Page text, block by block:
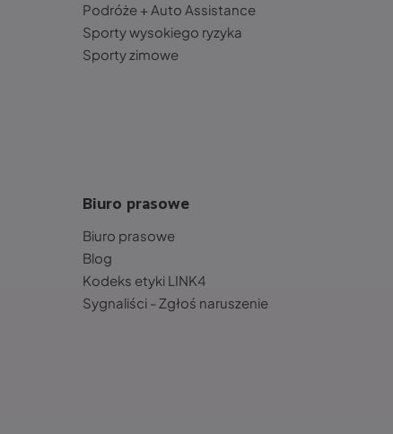
Podróże + Auto Assistance
Sporty wysokiego ryzyka
Sporty zimowe
Biuro prasowe
Biuro prasowe
Blog
Kodeks etyki LINK4
Sygnaliści - Zgłoś naruszenie